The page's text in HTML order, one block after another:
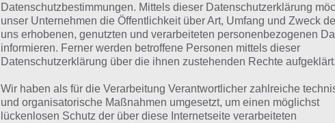
Datenschutzbestimmungen. Mittels dieser Datenschutzerklärung
unser Unternehmen die Öffentlichkeit über Art, Umfang und Zweck
uns erhobenen, genutzten und verarbeiteten personenbezogenen
informieren. Ferner werden betroffene Personen mittels dieser
Datenschutzerklärung über die ihnen zustehenden Rechte aufgeklärt.
Wir haben als für die Verarbeitung Verantwortlicher zahlreiche
und organisatorische Maßnahmen umgesetzt, um einen möglichst
lückenlosen Schutz der über diese Internetseite verarbeiteten